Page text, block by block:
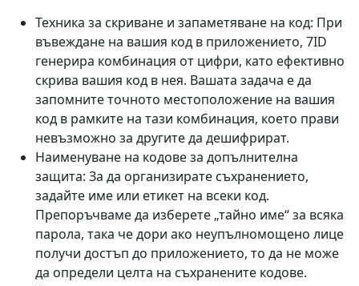
Техника за скриване и запаметяване на код: При
въвеждане на вашия код в приложението, 7ID
генерира комбинация от цифри, като ефективно
скрива вашия код в нея. Вашата задача е да
запомните точното местоположение на вашия
код в рамките на тази комбинация, което прави
невъзможно за другите да дешифрират.
Наименуване на кодове за допълнителна
защита: За да организирате съхранението,
задайте име или етикет на всеки код.
Препоръчваме да изберете „тайно име“ за всяка
парола, така че дори ако неупълномощено лице
получи достъп до приложението, то да не може
да определи целта на съхранените кодове.